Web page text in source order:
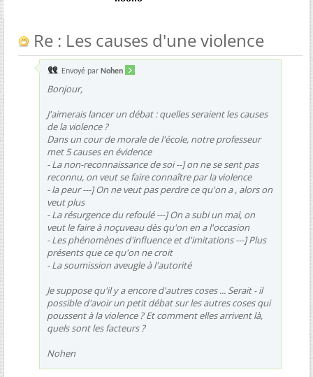
Re : Les causes d'une violence
Envoyé par Nohen
Bonjour,
J'aimerais lancer un débat : quelles seraient les causes
de la violence ?
Dans un cour de morale de l'école, notre professeur
met 5 causes en évidence
- La non-reconnaissance de soi --] on ne se sent pas
reconnu, on veut se faire connaître par la violence
- la peur ---] On ne veut pas perdre ce qu'on a , alors on
veut plus
- La résurgence du refoulé ---] On a subi un mal, on
veut le faire à noçuveau dès qu'on en a l'occasion
- Les phénomènes d'influence et d'imitations ---] Plus
présents que ce qu'on ne croit
- La soumission aveugle à l'autorité
Je suppose qu'il y a encore d'autres coses ... Serait - il
possible d'avoir un petit débat sur les autres coses qui
poussent à la violence ? Et comment elles arrivent là,
quels sont les facteurs ?
Nohen